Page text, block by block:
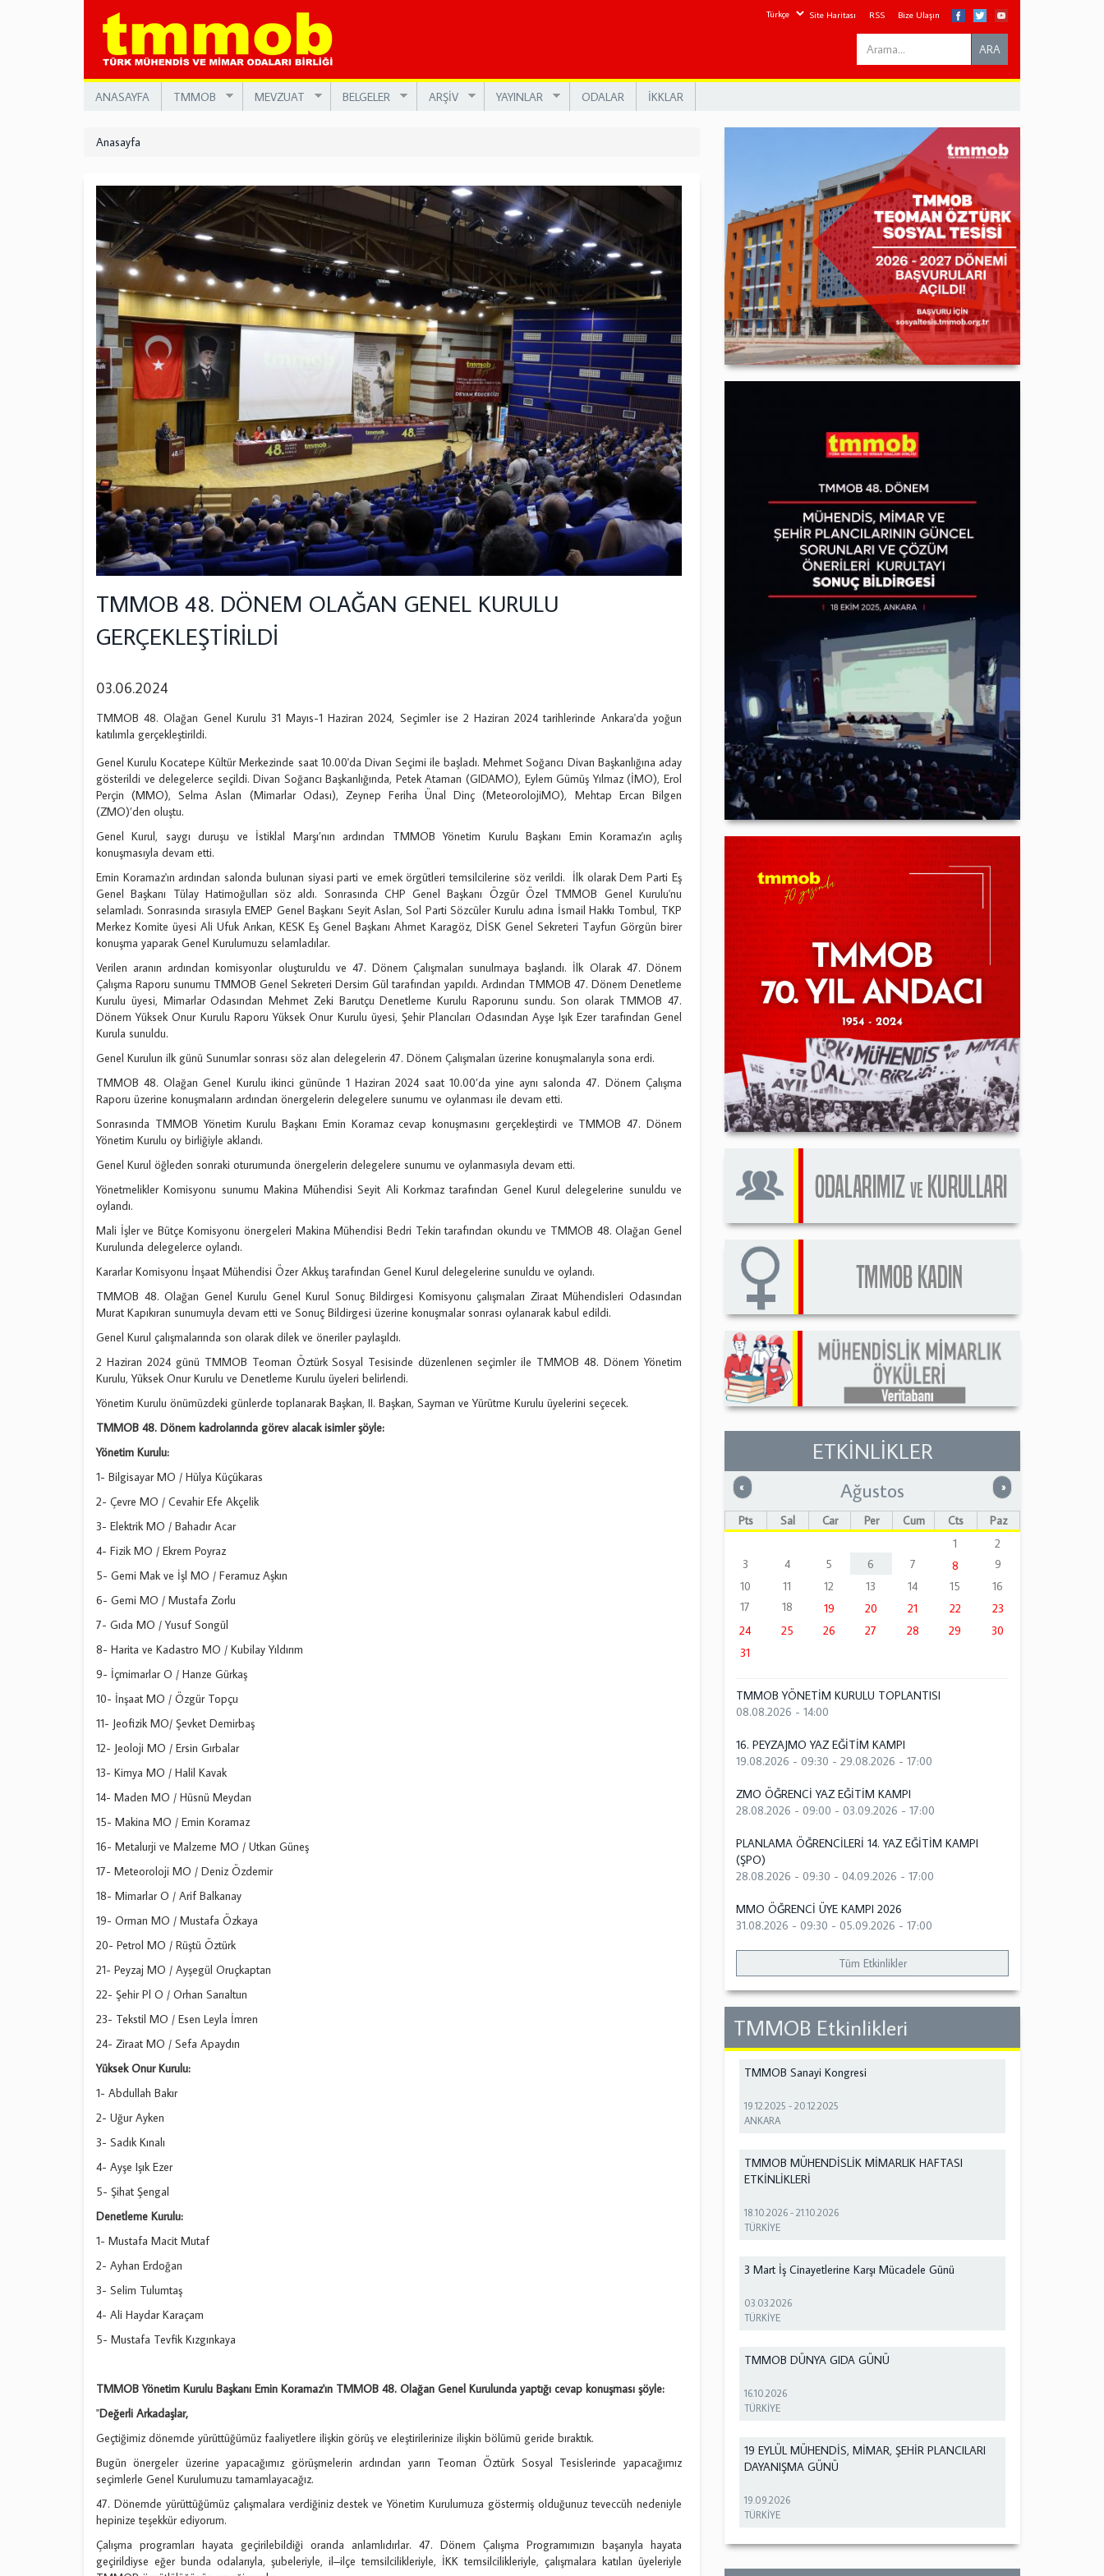
Site Haritası RSS Bize Ulaşın
Search
this
ARA
ANASAYFA TMMOB MEVZUAT BELGELER ARŞİV YAYINLAR ODALAR İKKLAR
Anasayfa
TMMOB 48. DÖNEM OLAĞAN GENEL KURULU
GERÇEKLEŞTİRİLDİ
03.06.2024
TMMOB 48. Olağan Genel Kurulu 31 Mayıs-1 Haziran 2024, Seçimler ise 2 Haziran 2024 tarihlerinde Ankara'da yoğun
katılımla gerçekleştirildi.
Genel Kurulu Kocatepe Kültür Merkezinde saat 10.00'da Divan Seçimi ile başladı. Mehmet Soğancı Divan Başkanlığına aday
gösterildi ve delegelerce seçildi. Divan Soğancı Başkanlığında, Petek Ataman (GIDAMO), Eylem Gümüş Yılmaz (İMO), Erol
Perçin (MMO), Selma Aslan (Mimarlar Odası), Zeynep Feriha Ünal Dinç (MeteorolojiMO), Mehtap Ercan Bilgen
(ZMO)’den oluştu.
Genel Kurul, saygı duruşu ve İstiklal Marşı’nın ardından TMMOB Yönetim Kurulu Başkanı Emin Koramaz'ın açılış
konuşmasıyla devam etti.
Emin Koramaz'ın ardından salonda bulunan siyasi parti ve emek örgütleri temsilcilerine söz verildi. İlk olarak Dem Parti Eş
Genel Başkanı Tülay Hatimoğulları söz aldı. Sonrasında CHP Genel Başkanı Özgür Özel TMMOB Genel Kurulu'nu
selamladı. Sonrasında sırasıyla EMEP Genel Başkanı Seyit Aslan, Sol Parti Sözcüler Kurulu adına İsmail Hakkı Tombul, TKP
Merkez Komite üyesi Ali Ufuk Arıkan, KESK Eş Genel Başkanı Ahmet Karagöz, DİSK Genel Sekreteri Tayfun Görgün birer
konuşma yaparak Genel Kurulumuzu selamladılar.
Verilen aranın ardından komisyonlar oluşturuldu ve 47. Dönem Çalışmaları sunulmaya başlandı. İlk Olarak 47. Dönem
Çalışma Raporu sunumu TMMOB Genel Sekreteri Dersim Gül tarafından yapıldı. Ardından TMMOB 47. Dönem Denetleme
Kurulu üyesi, Mimarlar Odasından Mehmet Zeki Barutçu Denetleme Kurulu Raporunu sundu. Son olarak TMMOB 47.
Dönem Yüksek Onur Kurulu Raporu Yüksek Onur Kurulu üyesi, Şehir Plancıları Odasından Ayşe Işık Ezer tarafından Genel
Kurula sunuldu.
Genel Kurulun ilk günü Sunumlar sonrası söz alan delegelerin 47. Dönem Çalışmaları üzerine konuşmalarıyla sona erdi.
TMMOB 48. Olağan Genel Kurulu ikinci gününde 1 Haziran 2024 saat 10.00’da yine aynı salonda 47. Dönem Çalışma
Raporu üzerine konuşmaların ardından önergelerin delegelere sunumu ve oylanması ile devam etti.
Sonrasında TMMOB Yönetim Kurulu Başkanı Emin Koramaz cevap konuşmasını gerçekleştirdi ve TMMOB 47. Dönem
Yönetim Kurulu oy birliğiyle aklandı.
Genel Kurul öğleden sonraki oturumunda önergelerin delegelere sunumu ve oylanmasıyla devam etti.
Yönetmelikler Komisyonu sunumu Makina Mühendisi Seyit Ali Korkmaz tarafından Genel Kurul delegelerine sunuldu ve
oylandı.
Mali İşler ve Bütçe Komisyonu önergeleri Makina Mühendisi Bedri Tekin tarafından okundu ve TMMOB 48. Olağan Genel
Kurulunda delegelerce oylandı.
Kararlar Komisyonu İnşaat Mühendisi Özer Akkuş tarafından Genel Kurul delegelerine sunuldu ve oylandı.
TMMOB 48. Olağan Genel Kurulu Genel Kurul Sonuç Bildirgesi Komisyonu çalışmaları Ziraat Mühendisleri Odasından
Murat Kapıkıran sunumuyla devam etti ve Sonuç Bildirgesi üzerine konuşmalar sonrası oylanarak kabul edildi.
Genel Kurul çalışmalarında son olarak dilek ve öneriler paylaşıldı.
2 Haziran 2024 günü TMMOB Teoman Öztürk Sosyal Tesisinde düzenlenen seçimler ile TMMOB 48. Dönem Yönetim
Kurulu, Yüksek Onur Kurulu ve Denetleme Kurulu üyeleri belirlendi.
Yönetim Kurulu önümüzdeki günlerde toplanarak Başkan, II. Başkan, Sayman ve Yürütme Kurulu üyelerini seçecek.
TMMOB 48. Dönem kadrolarında görev alacak isimler şöyle:
Yönetim Kurulu:
1- Bilgisayar MO / Hülya Küçükaras
2- Çevre MO / Cevahir Efe Akçelik
3- Elektrik MO / Bahadır Acar
4- Fizik MO / Ekrem Poyraz
5- Gemi Mak ve İşl MO / Feramuz Aşkın
6- Gemi MO / Mustafa Zorlu
7- Gıda MO / Yusuf Songül
8- Harita ve Kadastro MO / Kubilay Yıldırım
9- İçmimarlar O / Hanze Gürkaş
10- İnşaat MO / Özgür Topçu
11- Jeofizik MO/ Şevket Demirbaş
12- Jeoloji MO / Ersin Gırbalar
13- Kimya MO / Halil Kavak
14- Maden MO / Hüsnü Meydan
15- Makina MO / Emin Koramaz
16- Metalurji ve Malzeme MO / Utkan Güneş
17- Meteoroloji MO / Deniz Özdemir
18- Mimarlar O / Arif Balkanay
19- Orman MO / Mustafa Özkaya
20- Petrol MO / Rüştü Öztürk
21- Peyzaj MO / Ayşegül Oruçkaptan
22- Şehir Pl O / Orhan Sarıaltun
23- Tekstil MO / Esen Leyla İmren
24- Ziraat MO / Sefa Apaydın
Yüksek Onur Kurulu:
1- Abdullah Bakır
2- Uğur Ayken
3- Sadık Kınalı
4- Ayşe Işık Ezer
5- Şihat Şengal
Denetleme Kurulu:
1- Mustafa Macit Mutaf
2- Ayhan Erdoğan
3- Selim Tulumtaş
4- Ali Haydar Karaçam
5- Mustafa Tevfik Kızgınkaya
TMMOB Yönetim Kurulu Başkanı Emin Koramaz'ın TMMOB 48. Olağan Genel Kurulunda yaptığı cevap konuşması şöyle:
"Değerli Arkadaşlar,
Geçtiğimiz dönemde yürüttüğümüz faaliyetlere ilişkin görüş ve eleştirilerinize ilişkin bölümü geride bıraktık.
Bugün önergeler üzerine yapacağımız görüşmelerin ardından yarın Teoman Öztürk Sosyal Tesislerinde yapacağımız
seçimlerle Genel Kurulumuzu tamamlayacağız.
47. Dönemde yürüttüğümüz çalışmalara verdiğiniz destek ve Yönetim Kurulumuza göstermiş olduğunuz teveccüh nedeniyle
hepinize teşekkür ediyorum.
Çalışma programları hayata geçirilebildiği oranda anlamlıdırlar. 47. Dönem Çalışma Programımızın başarıyla hayata
geçirildiyse eğer bunda odalarıyla, şubeleriyle, il–ilçe temsilcilikleriyle, İKK temsilcilikleriyle, çalışmalara katılan üyeleriyle
ETKİNLİKLER
« Önceki »Sonraki
Ağustos
Pts Sal Çar Per Cum Cts
Paz
1
2
3
4 5 6 7 8
9
10
11 12 13 14 15
16
17
18 19 20 21 22
23
24
25 26 27 28 29
30
31
TMMOB YÖNETİM KURULU TOPLANTISI
08.08.2026 - 14:00
16. PEYZAJMO YAZ EĞİTİM KAMPI
19.08.2026 - 09:30 -29.08.2026 - 17:00
ZMO ÖĞRENCİ YAZ EĞİTİM KAMPI
28.08.2026 - 09:00 -03.09.2026 - 17:00
PLANLAMA ÖĞRENCİLERİ 14. YAZ EĞİTİM KAMPI
(ŞPO)
28.08.2026 - 09:30 -04.09.2026 - 17:00
MMO ÖĞRENCİ ÜYE KAMPI 2026
31.08.2026 - 09:30 -05.09.2026 - 17:00
Tüm Etkinlikler
TMMOB Etkinlikleri
TMMOB Sanayi Kongresi
19.12.2025 -20.12.2025
ANKARA
TMMOB MÜHENDİSLİK MİMARLIK HAFTASI
ETKİNLİKLERİ
18.10.2026 -21.10.2026
TÜRKİYE
3 Mart İş Cinayetlerine Karşı Mücadele Günü
03.03.2026
TÜRKİYE
TMMOB DÜNYA GIDA GÜNÜ
16.10.2026
TÜRKİYE
19 EYLÜL MÜHENDİS, MİMAR, ŞEHİR PLANCILARI
DAYANIŞMA GÜNÜ
19.09.2026
TÜRKİYE